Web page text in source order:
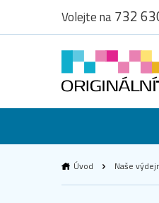
Volejte na732
Úvod Naše